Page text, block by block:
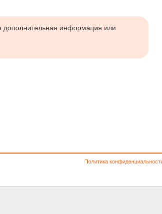
дополнительная информация или
Политика